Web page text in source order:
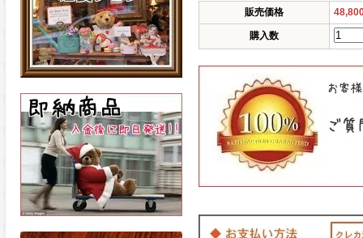
販売価格
購入数